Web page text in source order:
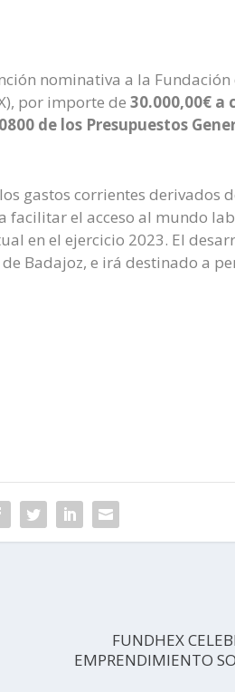
nominativa a la
por importe de30.000,00€ a
de los Presupuestos
gastos corrientes derivados
facilitar el acceso al mundo
en el ejercicio 2023. El
Badajoz, e irá destinado a
FUNDHEX
EMPRENDIMIENTO